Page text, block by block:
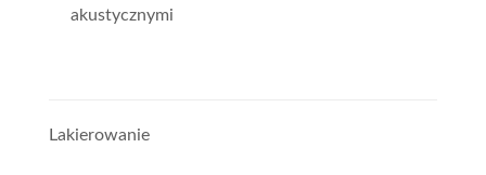
akustycznymi
Lakierowanie